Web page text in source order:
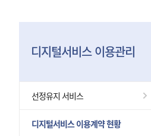
디지털서비스 이용관리
선정유지 서비스
디지털서비스 이용계약 현황